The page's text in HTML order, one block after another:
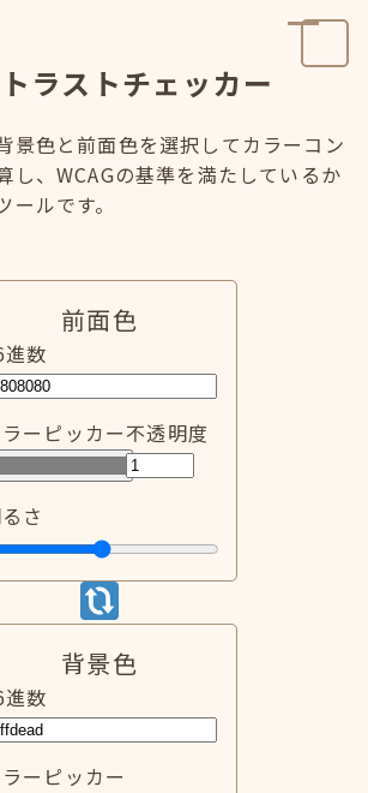
ラストチェッカー
景色と前面色を選択してカラーコン
し、WCAGの基準を満たしているか
ルです。
前面色
進数
ーピッカー不透明度
さ
背景色
進数
ーピッカー